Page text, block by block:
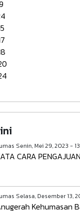
Senin, Mei 29, 2023 -
CARA
Selasa, Desember 13,
Kehumasan